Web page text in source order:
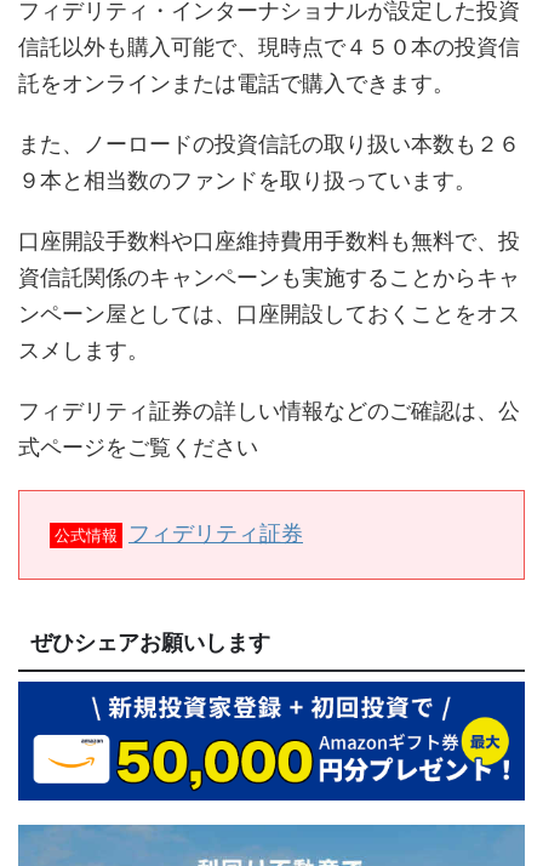
フィデリティ・インターナショナルが設定した投資
信託以外も購入可能で、現時点で４５０本の投資信
託をオンラインまたは電話で購入できます。
また、ノーロードの投資信託の取り扱い本数も２６
９本と相当数のファンドを取り扱っています。
口座開設手数料や口座維持費用手数料も無料で、投
資信託関係のキャンペーンも実施することからキャ
ンペーン屋としては、口座開設しておくことをオス
スメします。
フィデリティ証券の詳しい情報などのご確認は、公
式ページをご覧ください
公式情報 フィデリティ証券
ぜひシェアお願いします